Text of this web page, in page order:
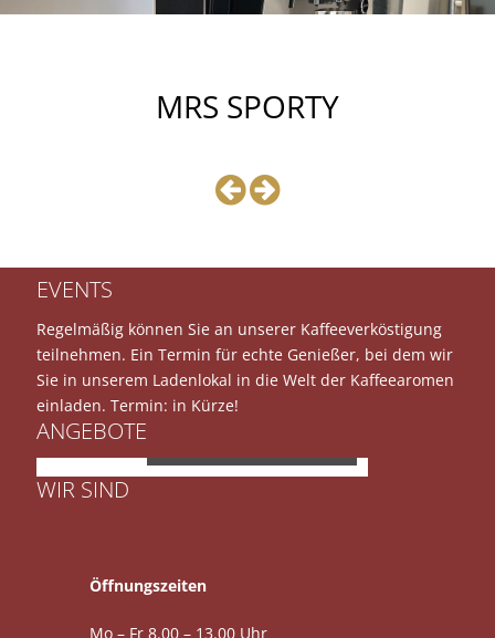
MRS SPORTY
EVENTS
Regelmäßig können Sie an unserer Kaffeeverköstigung
teilnehmen. Ein Termin für echte Genießer, bei dem wir
Sie in unserem Ladenlokal in die Welt der Kaffeearomen
einladen. Termin: in Kürze!
ANGEBOTE
WIR SIND
Öffnungszeiten
Mo – Fr 8.00 – 13.00 Uhr